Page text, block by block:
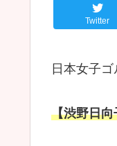
Twitter
日本女子
【渋野日向